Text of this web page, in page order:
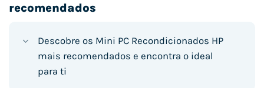
recomendados
Descobre os Mini PC Recondicionados HP
mais recomendados e encontra o ideal
para ti